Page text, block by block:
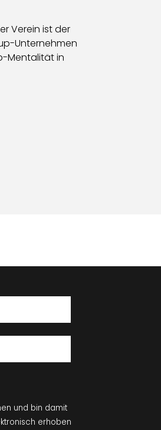
Verein ist der
Unternehmen
Mentalität in
und bin damit
erhoben